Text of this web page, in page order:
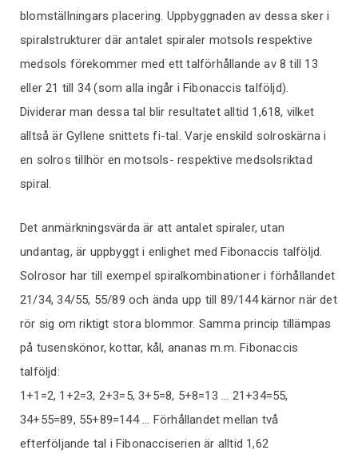
blomställningars placering. Uppbyggnaden av dessa sker i
spiralstrukturer där antalet spiraler motsols respektive
medsols förekommer med ett talförhållande av 8 till 13
eller 21 till 34 (som alla ingår i Fibonaccis talföljd).
Dividerar man dessa tal blir resultatet alltid 1,618, vilket
alltså är Gyllene snittets fi-tal. Varje enskild solroskärna i
en solros tillhör en motsols- respektive medsolsriktad
spiral.
Det anmärkningsvärda är att antalet spiraler, utan
undantag, är uppbyggt i enlighet med Fibonaccis talföljd.
Solrosor har till exempel spiralkombinationer i förhållandet
21/34, 34/55, 55/89 och ända upp till 89/144 kärnor när det
rör sig om riktigt stora blommor. Samma princip tillämpas
på tusenskönor, kottar, kål, ananas m.m. Fibonaccis
talföljd:
1+1=2, 1+2=3, 2+3=5, 3+5=8, 5+8=13 ... 21+34=55,
34+55=89, 55+89=144 ... Förhållandet mellan två
efterföljande tal i Fibonacciserien är alltid 1,62